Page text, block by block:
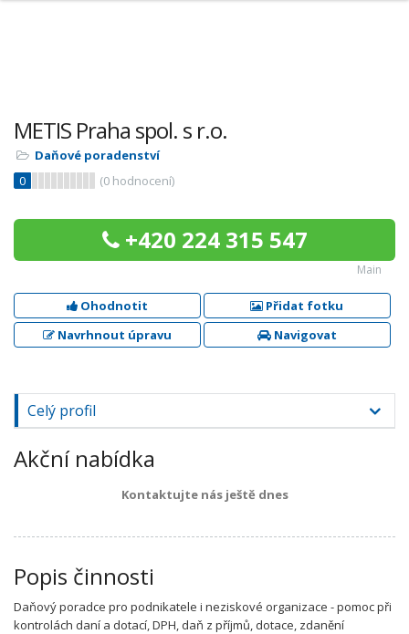
METIS Praha spol. s r.o.
Daňové poradenství
0
(0 hodnocení)
+420 224 315 547
Main
Ohodnotit
Přidat fotku
Navrhnout úpravu
Navigovat
Celý profil
Akční nabídka
Kontaktujte nás ještě dnes
Popis činnosti
Daňový poradce pro podnikatele i neziskové organizace - pomoc při
kontrolách daní a dotací, DPH, daň z příjmů, dotace, zdanění